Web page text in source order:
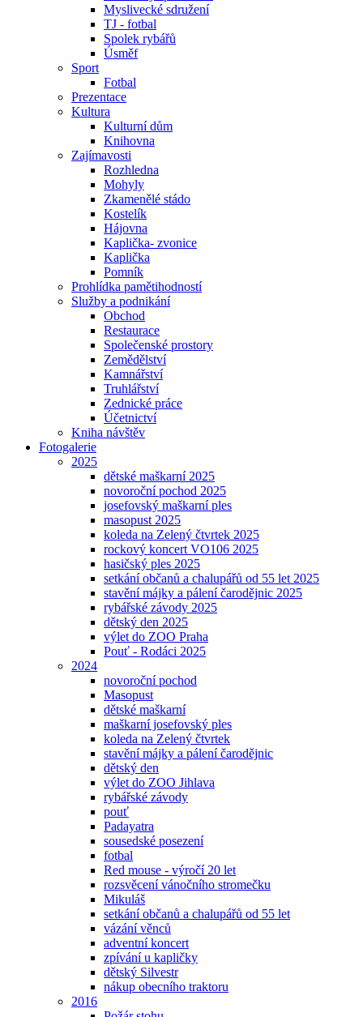
Myslivecké sdružení
TJ - fotbal
Spolek rybářů
Úsměf
Sport
Fotbal
Prezentace
Kultura
Kulturní dům
Knihovna
Zajímavosti
Rozhledna
Mohyly
Zkamenělé stádo
Kostelík
Hájovna
Kaplička- zvonice
Kaplička
Pomník
Prohlídka pamětihodností
Služby a podnikání
Obchod
Restaurace
Společenské prostory
Zemědělství
Kamnářství
Truhlářství
Zednické práce
Účetnictví
Kniha návštěv
Fotogalerie
2025
dětské maškarní 2025
novoroční pochod 2025
josefovský maškarní ples
masopust 2025
koleda na Zelený čtvrtek 2025
rockový koncert VO106 2025
hasičský ples 2025
setkání občanů a chalupářů od 55 let 2025
stavění májky a pálení čarodějnic 2025
rybářské závody 2025
dětský den 2025
výlet do ZOO Praha
Pouť - Rodáci 2025
2024
novoroční pochod
Masopust
dětské maškarní
maškarní josefovský ples
koleda na Zelený čtvrtek
stavění májky a pálení čarodějnic
dětský den
výlet do ZOO Jihlava
rybářské závody
pouť
Padayatra
sousedské posezení
fotbal
Red mouse - výročí 20 let
rozsvěcení vánočního stromečku
Mikuláš
setkání občanů a chalupářů od 55 let
vázání věnců
adventní koncert
zpívání u kapličky
dětský Silvestr
nákup obecního traktoru
2016